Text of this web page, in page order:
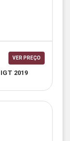
VER PREÇO
2019